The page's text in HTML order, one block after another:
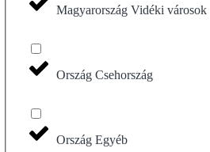
Magyarország Vidéki városok
Ország Csehország
Ország Egyéb